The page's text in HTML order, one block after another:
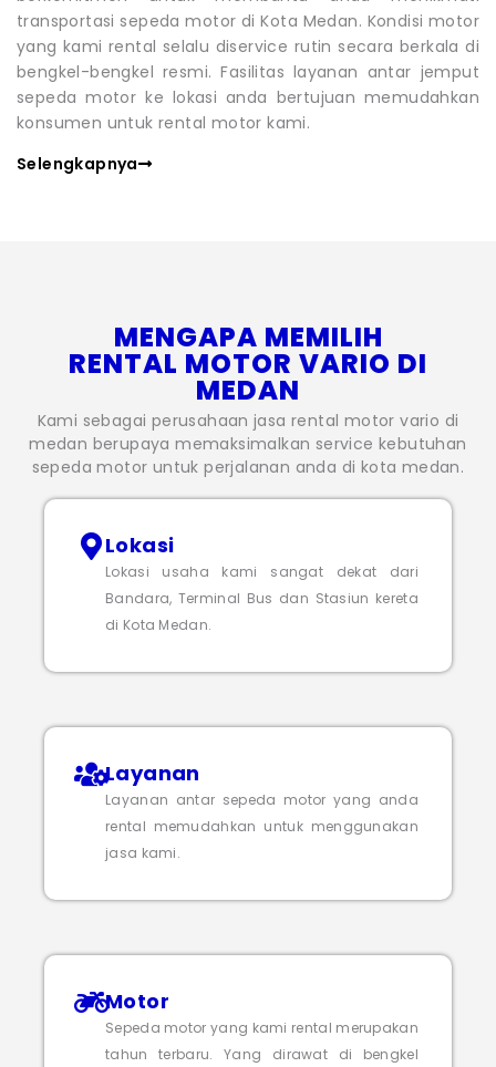
transportasi sepeda motor di Kota Medan. Kondisi motor
yang kami rental selalu diservice rutin secara berkala di
bengkel-bengkel resmi. Fasilitas layanan antar jemput
sepeda motor ke lokasi anda bertujuan memudahkan
konsumen untuk rental motor kami.
Selengkapnya
MENGAPA MEMILIH
RENTAL MOTOR VARIO DI
MEDAN
Kami sebagai perusahaan jasa rental motor vario di
medan berupaya memaksimalkan service kebutuhan
sepeda motor untuk perjalanan anda di kota medan.
Lokasi
Lokasi usaha kami sangat dekat dari
Bandara, Terminal Bus dan Stasiun kereta
di Kota Medan.
Layanan
Layanan antar sepeda motor yang anda
rental memudahkan untuk menggunakan
jasa kami.
Motor
Sepeda motor yang kami rental merupakan
tahun terbaru. Yang dirawat di bengkel